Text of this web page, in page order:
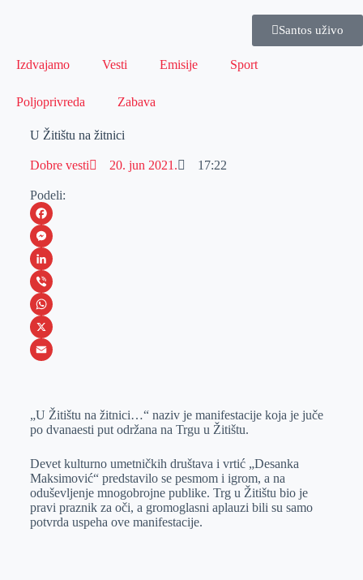
Santos uživo
Izdvajamo Vesti Emisije Sport
Poljoprivreda Zabava
U Žitištu na žitnici
Dobre vesti 20. jun 2021. 17:22
Podeli:
F
a
c
e
b
o
M
e
s
s
e
e
r
L
i
n
k
I
n
V
i
b
W
h
s
A
p
p
X
a
i
l
„U Žitištu na žitnici…“ naziv je manifestacije koja je juče
po dvanaesti put održana na Trgu u Žitištu.
Devet kulturno umetničkih društava i vrtić „Desanka
Maksimović“ predstavilo se pesmom i igrom, a na
oduševljenje mnogobrojne publike. Trg u Žitištu bio je
pravi praznik za oči, a gromoglasni aplauzi bili su samo
potvrda uspeha ove manifestacije.